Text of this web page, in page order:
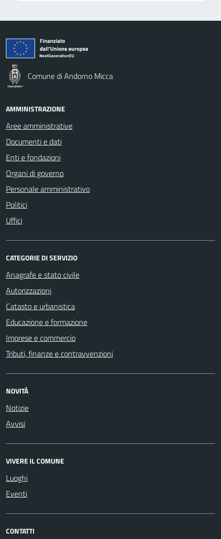
Comune di Andorno Micca
AMMINISTRAZIONE
Aree amministrative
Documenti e dati
Enti e fondazioni
Organi di governo
Personale amministrativo
Politici
Uffici
CATEGORIE DI SERVIZIO
Anagrafe e stato civile
Autorizzazioni
Catasto e urbanistica
Educazione e formazione
Imprese e commercio
Tributi, finanze e contravvenzioni
NOVITÀ
Notizie
Avvisi
VIVERE IL COMUNE
Luoghi
Eventi
CONTATTI